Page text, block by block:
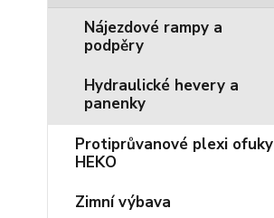
Nájezdové rampy a
podpěry
Hydraulické hevery a
panenky
Protiprůvanové plexi ofuky
HEKO
Zimní výbava